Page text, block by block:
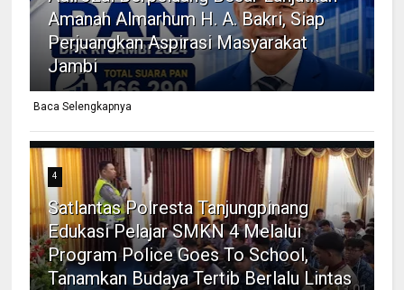
Amanah Almarhum H. A. Bakri, Siap
Perjuangkan Aspirasi Masyarakat
Jambi
Baca Selengkapnya
4
Satlantas Polresta Tanjungpinang
Edukasi Pelajar SMKN 4 Melalui
Program Police Goes To School,
Tanamkan Budaya Tertib Berlalu Lintas